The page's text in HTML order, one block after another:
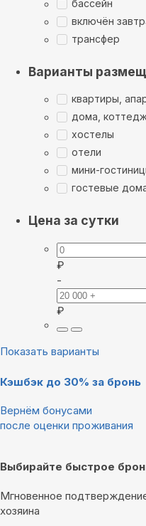
бассейн
включён
трансфер
Варианты
квартиры,
дома,
хостелы
отели
мини-
гостевые
Цена за сутки
₽
-
₽
Показать варианты
Кэшбэк до 30% за бронь
Вернём бонусами
после оценки проживания
Выбирайте быстрое
Мгновенное
хозяина